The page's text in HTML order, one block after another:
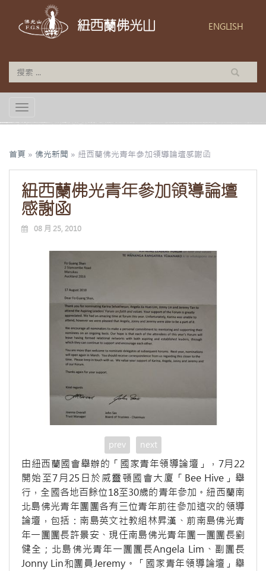
紐西蘭佛光山 ENGLISH
TOGGLE NAVIGATION
首頁 » 佛光新聞 » 紐西蘭佛光青年參加領導論壇感謝函
紐西蘭佛光青年參加領導論壇
感謝函
08 月 25, 2010
prev next
由紐西蘭國會舉辦的「國家青年領導論壇」，7月22
開始至7月25日於威靈頓國會大廈「Bee Hive」舉
行，全國各地百餘位18至30歲的青年參加。紐西蘭南
北島佛光青年團團各有三位青年前往參加這次的領導
論壇，包括：南島英文社教組林昇漢、前南島佛光青
年一團團長許景安、現任南島佛光青年團一團團長劉
健全；北島佛光青年一團團長Angela Lim、副團長
Jonny Lin和團員Jeremy。「國家青年領導論壇」舉